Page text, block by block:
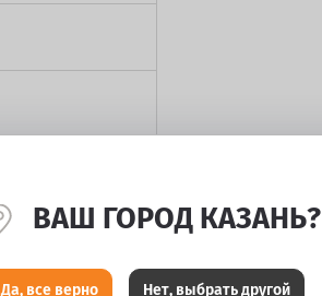
ВАШ ГОРОД КАЗАНЬ?
Да, все верно Нет, выбрать другой